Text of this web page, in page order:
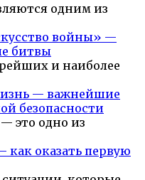
одним из
войны» —
битвы
и наиболее
— важнейшие
безопасности
это одно из
как оказать первую